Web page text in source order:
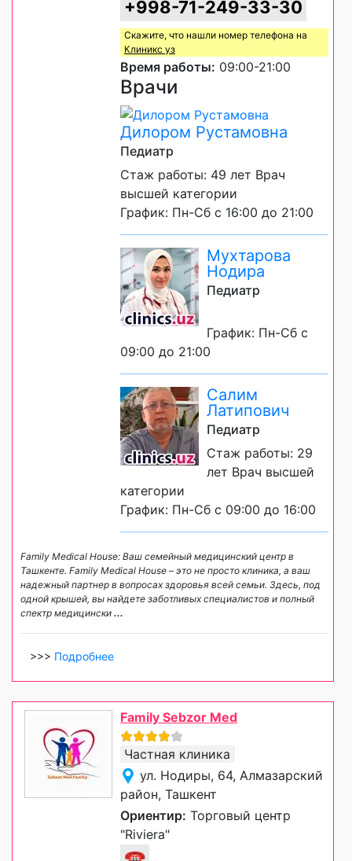
+998-71-249-33-30
Скажите, что нашли номер телефона на
Клиникс уз
Время работы: 09:00-21:00
Врачи
Дилором Рустамовна
Педиатр
Стаж работы: 49 лет Врач
высшей категории
График: Пн-Сб с 16:00 до 21:00
Мухтарова
Нодира
Педиатр
График: Пн-Сб с
09:00 до 21:00
Салим
Латипович
Педиатр
Стаж работы: 29
лет Врач высшей
категории
График: Пн-Сб с 09:00 до 16:00
Family Medical House: Ваш семейный медицинский центр в
Ташкенте. Family Medical House – это не просто клиника, а ваш
надежный партнер в вопросах здоровья всей семьи. Здесь, под
одной крышей, вы найдете заботливых специалистов и полный
спектр медицински ...
>>> Подробнее
Family Sebzor Med
Частная клиника
ул. Нодиры, 64, Алмазарский
район, Ташкент
Ориентир: Торговый центр
"Riviera"